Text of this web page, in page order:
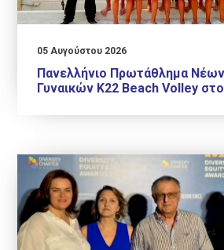
05 Αυγούστου 2026
Πανελλήνιο Πρωτάθλημα
Γυναικών Κ22 Beach Volley